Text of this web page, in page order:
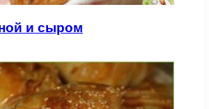
и сыром